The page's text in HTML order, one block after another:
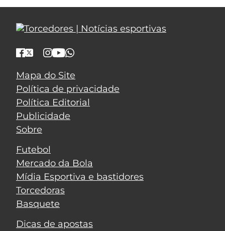
Mapa do Site
Política de privacidade
Política Editorial
Publicidade
Sobre
Futebol
Mercado da Bola
Mídia Esportiva e bastidores
Torcedoras
Basquete
Dicas de apostas